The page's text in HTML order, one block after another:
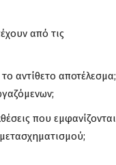
από τις
αντίθετο αποτέλεσμα;
που εμφανίζονται